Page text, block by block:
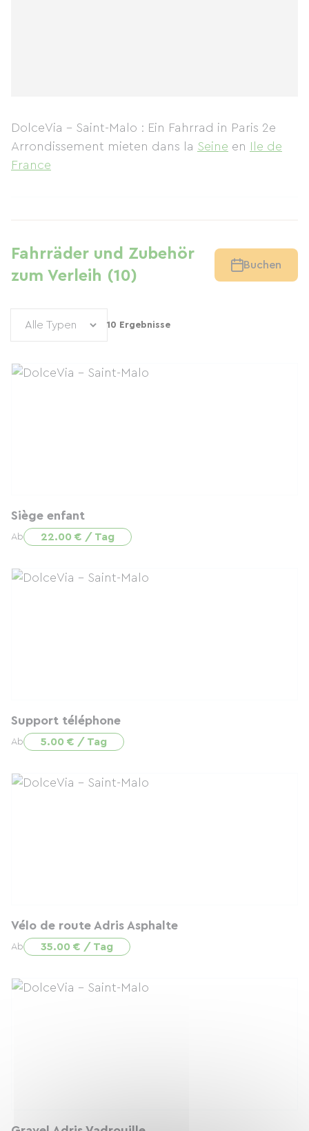
DolceVia - Saint-Malo : Ein Fahrrad in Paris 2e
Arrondissement mieten dans la Seine en Ile de
France
Fahrräder und Zubehör
zum Verleih (10)
Buchen
10 Ergebnisse
Siège enfant
Ab 22.00 € / Tag
Support téléphone
Ab 5.00 € / Tag
Vélo de route Adris Asphalte
Ab 35.00 € / Tag